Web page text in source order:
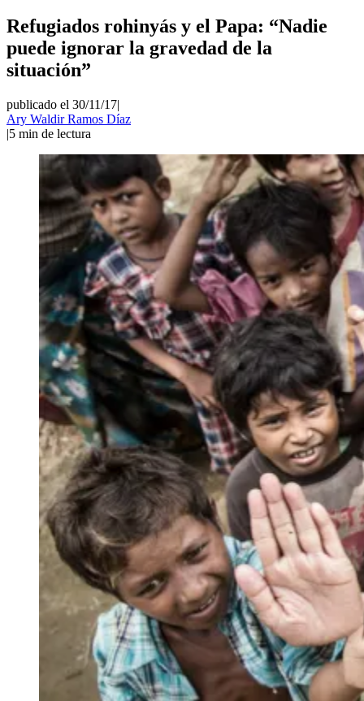
Refugiados rohinyás y el Papa: “Nadie
puede ignorar la gravedad de la
situación”
publicado el 30/11/17|
Ary Waldir Ramos Díaz
|5 min de lectura